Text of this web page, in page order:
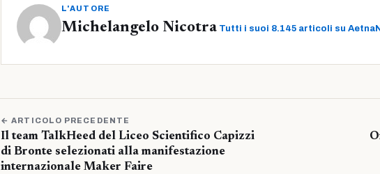
L'AUTORE
Michelangelo Nicotra Tutti i suoi 8.145 articoli su
← ARTICOLO PRECEDENTE
Il team TalkHeed del Liceo Scientifico Capizzi
di Bronte selezionati alla manifestazione
internazionale Maker Faire